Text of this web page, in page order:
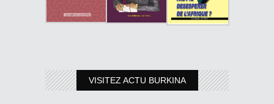
VISITEZ ACTU BURKINA